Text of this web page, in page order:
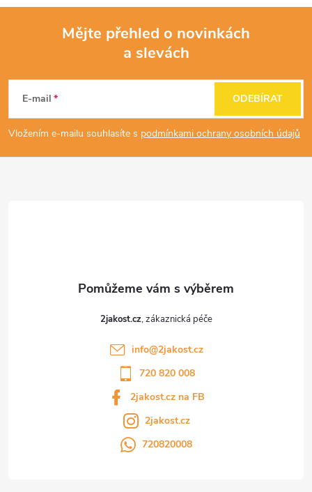
p
a
Mějte přehled o novinkách
a slevách
E-mail
Vložením e-mailu souhlasíte s podmínkami ochrany osobních údajů
ODEBÍRAT
2jakost.cz
info@2jakost.cz
720 820 008
2jakost.cz na FB
2jakost.cz
720820008